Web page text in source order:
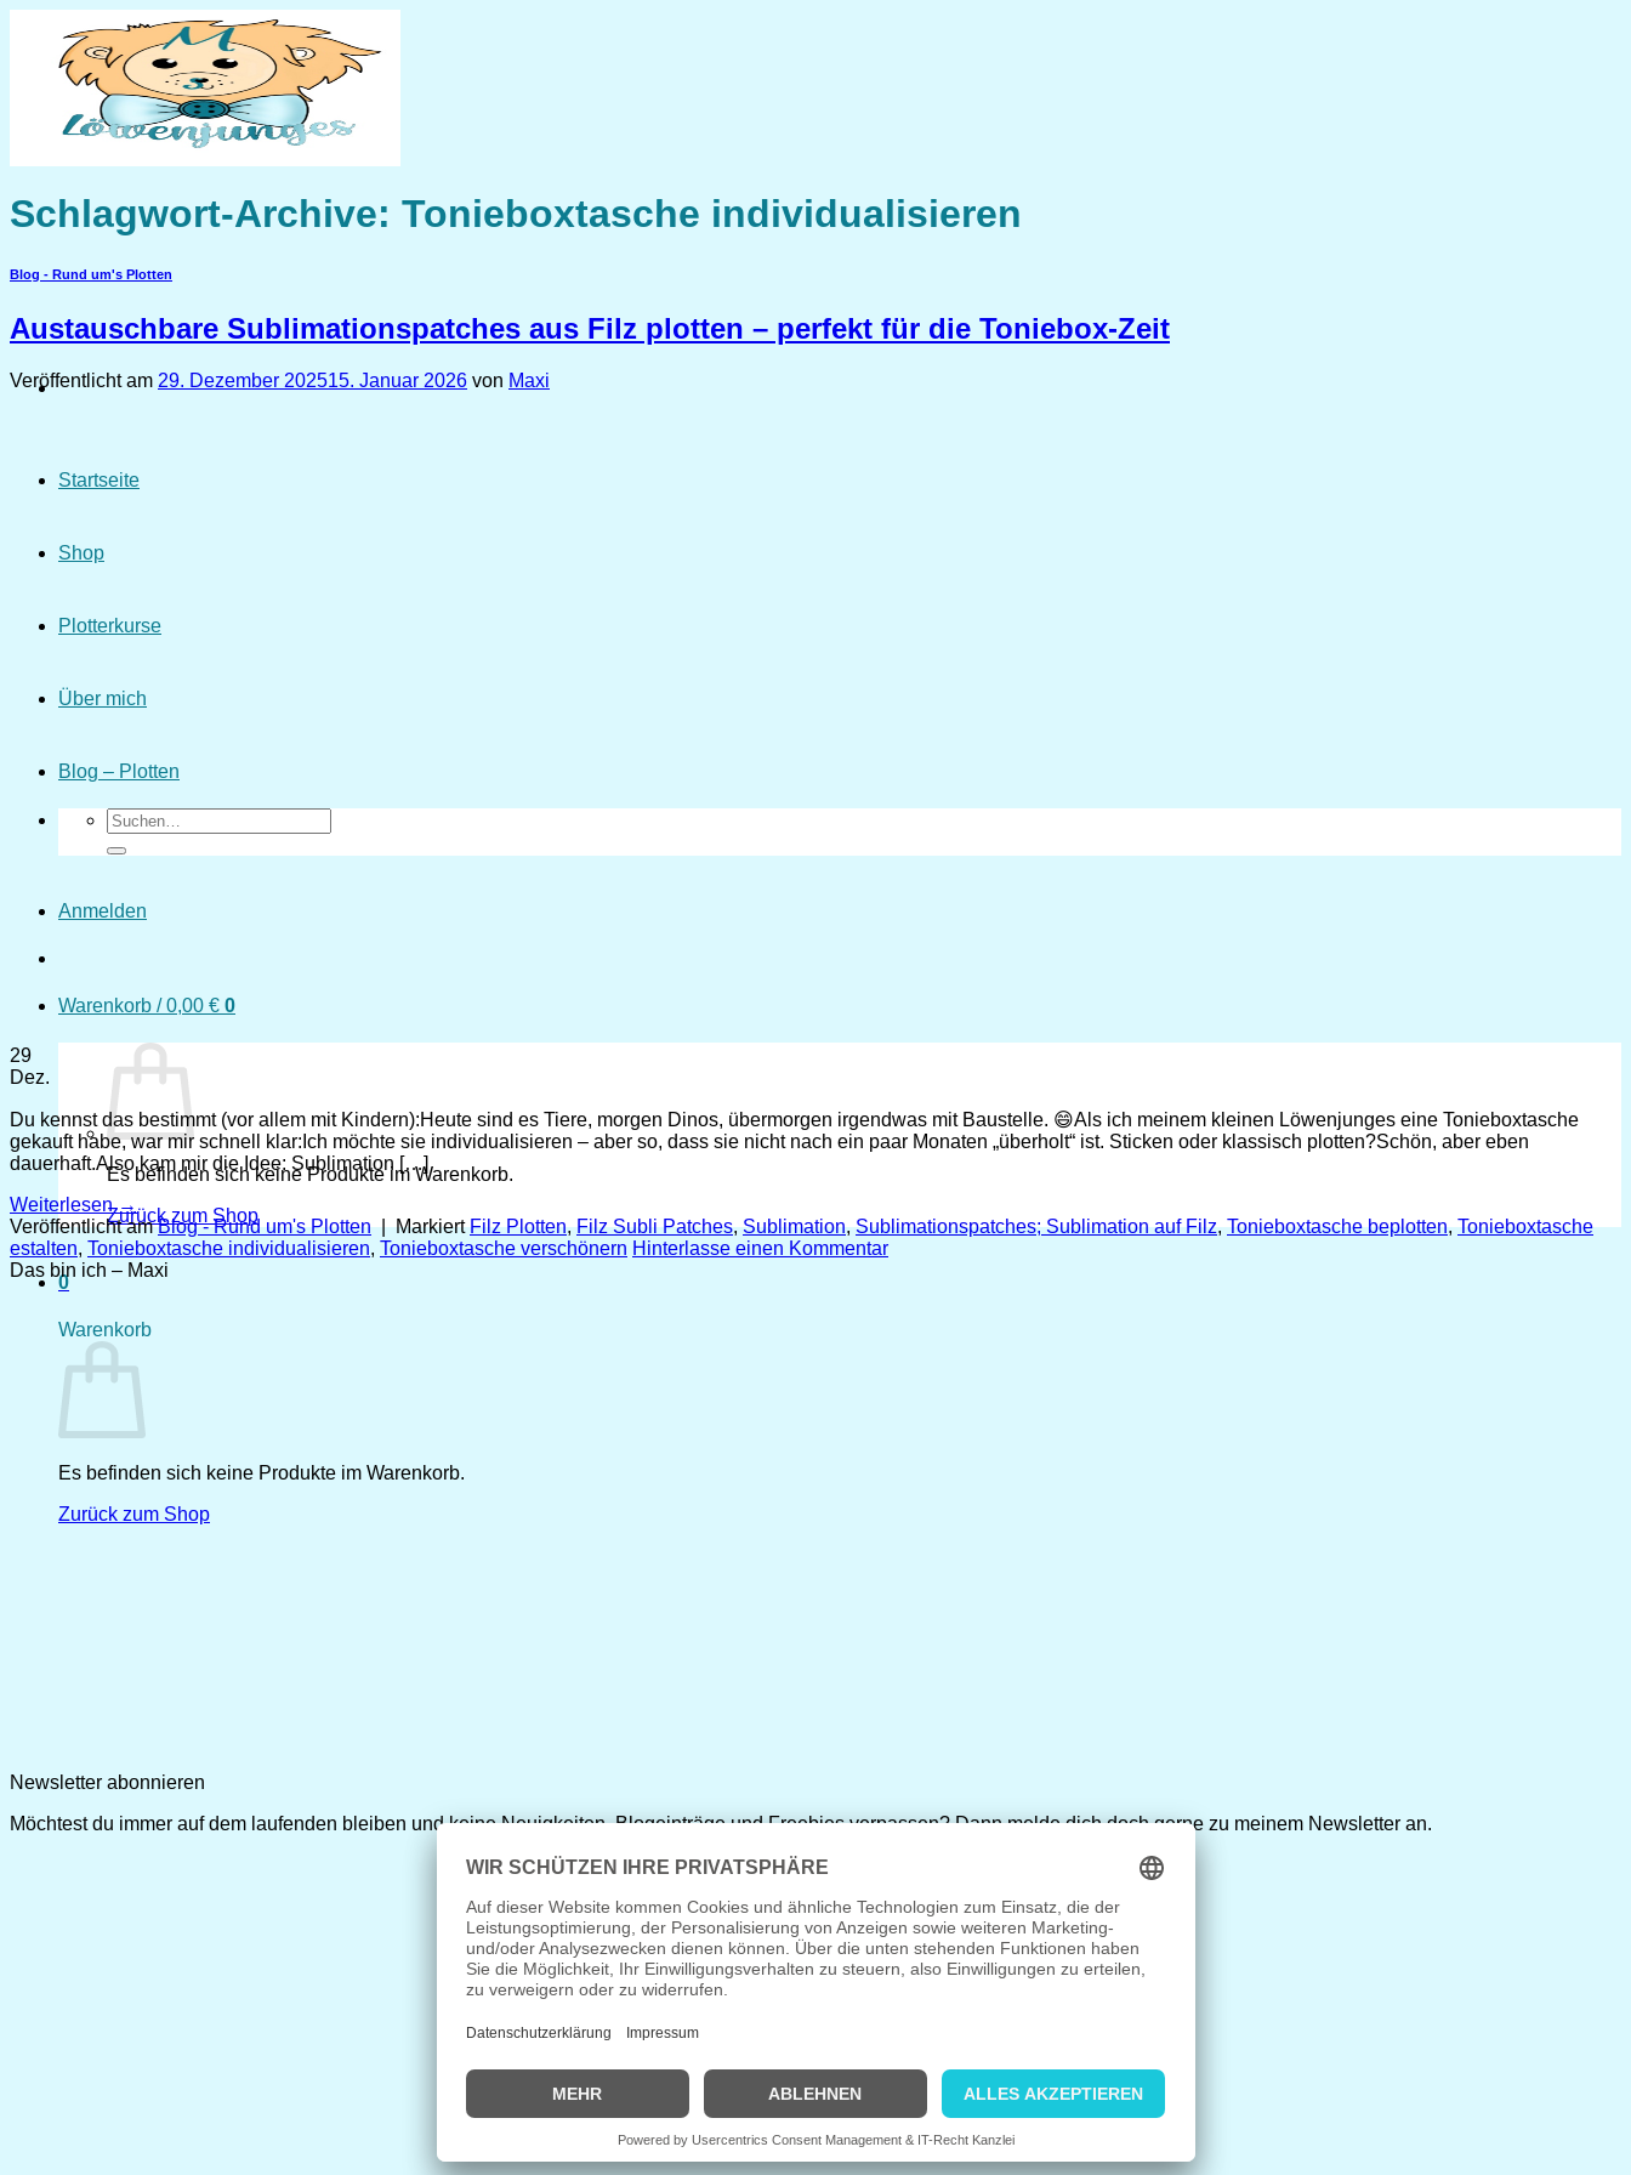
springen
Startseite
Shop
Plotterkurse
Über mich
Blog – Plotten
Suchen
nach:
Anmelden
Warenkorb /0,00 € 0
Es befinden sich keine Produkte im Warenkorb.
Zurück zum Shop
0
Warenkorb
Es befinden sich keine Produkte im Warenkorb.
Zurück zum Shop
Schlagwort-Archive: Tonieboxtasche individualisieren
Blog - Rund um's Plotten
Austauschbare Sublimationspatches aus Filz plotten – perfekt für die Toniebox-Zeit
Veröffentlicht am 29. Dezember 202515. Januar 2026 von Maxi
29
Dez.
Du kennst das bestimmt (vor allem mit Kindern):Heute sind es Tiere, morgen Dinos, übermorgen irgendwas mit Baustelle. 😄Als ich meinem kleinen Löwenjunges eine Tonieboxtasche
gekauft habe, war mir schnell klar:Ich möchte sie individualisieren – aber so, dass sie nicht nach ein paar Monaten „überholt“ ist. Sticken oder klassisch plotten?Schön, aber eben
dauerhaft.Also kam mir die Idee: Sublimation […]
Weiterlesen→
Veröffentlicht amBlog - Rund um's Plotten | MarkiertFilz Plotten,Filz Subli Patches,Sublimation,Sublimationspatches; Sublimation auf Filz,Tonieboxtasche beplotten,Tonieboxtasche
estalten, Tonieboxtasche individualisieren, Tonieboxtasche verschönern Hinterlasse einen Kommentar
Das bin ich – Maxi
Newsletter abonnieren
Möchtest du immer auf dem laufenden bleiben und keine Neuigkeiten, Blogeinträge und Freebies verpassen? Dann melde dich doch gerne zu meinem Newsletter an.